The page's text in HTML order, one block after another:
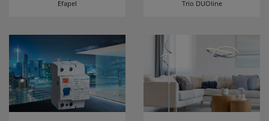
Efapel Trio DUOline
erneutem Aufruf die entsprechende Auswahl
Google Maps
Konfiguration speichern
Alle Cookies akzeptieren